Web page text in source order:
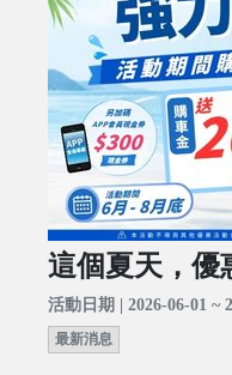
這個夏天，優
活動日期 | 2026-06-01 ~
最新消息